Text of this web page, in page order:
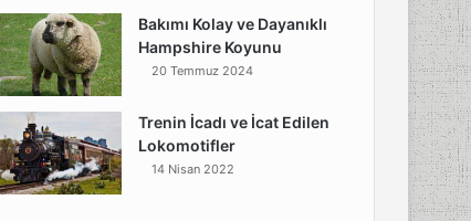
Bakımı Kolay ve Dayanıklı
Hampshire Koyunu
20 Temmuz 2024
Trenin İcadı ve İcat Edilen
Lokomotifler
14 Nisan 2022